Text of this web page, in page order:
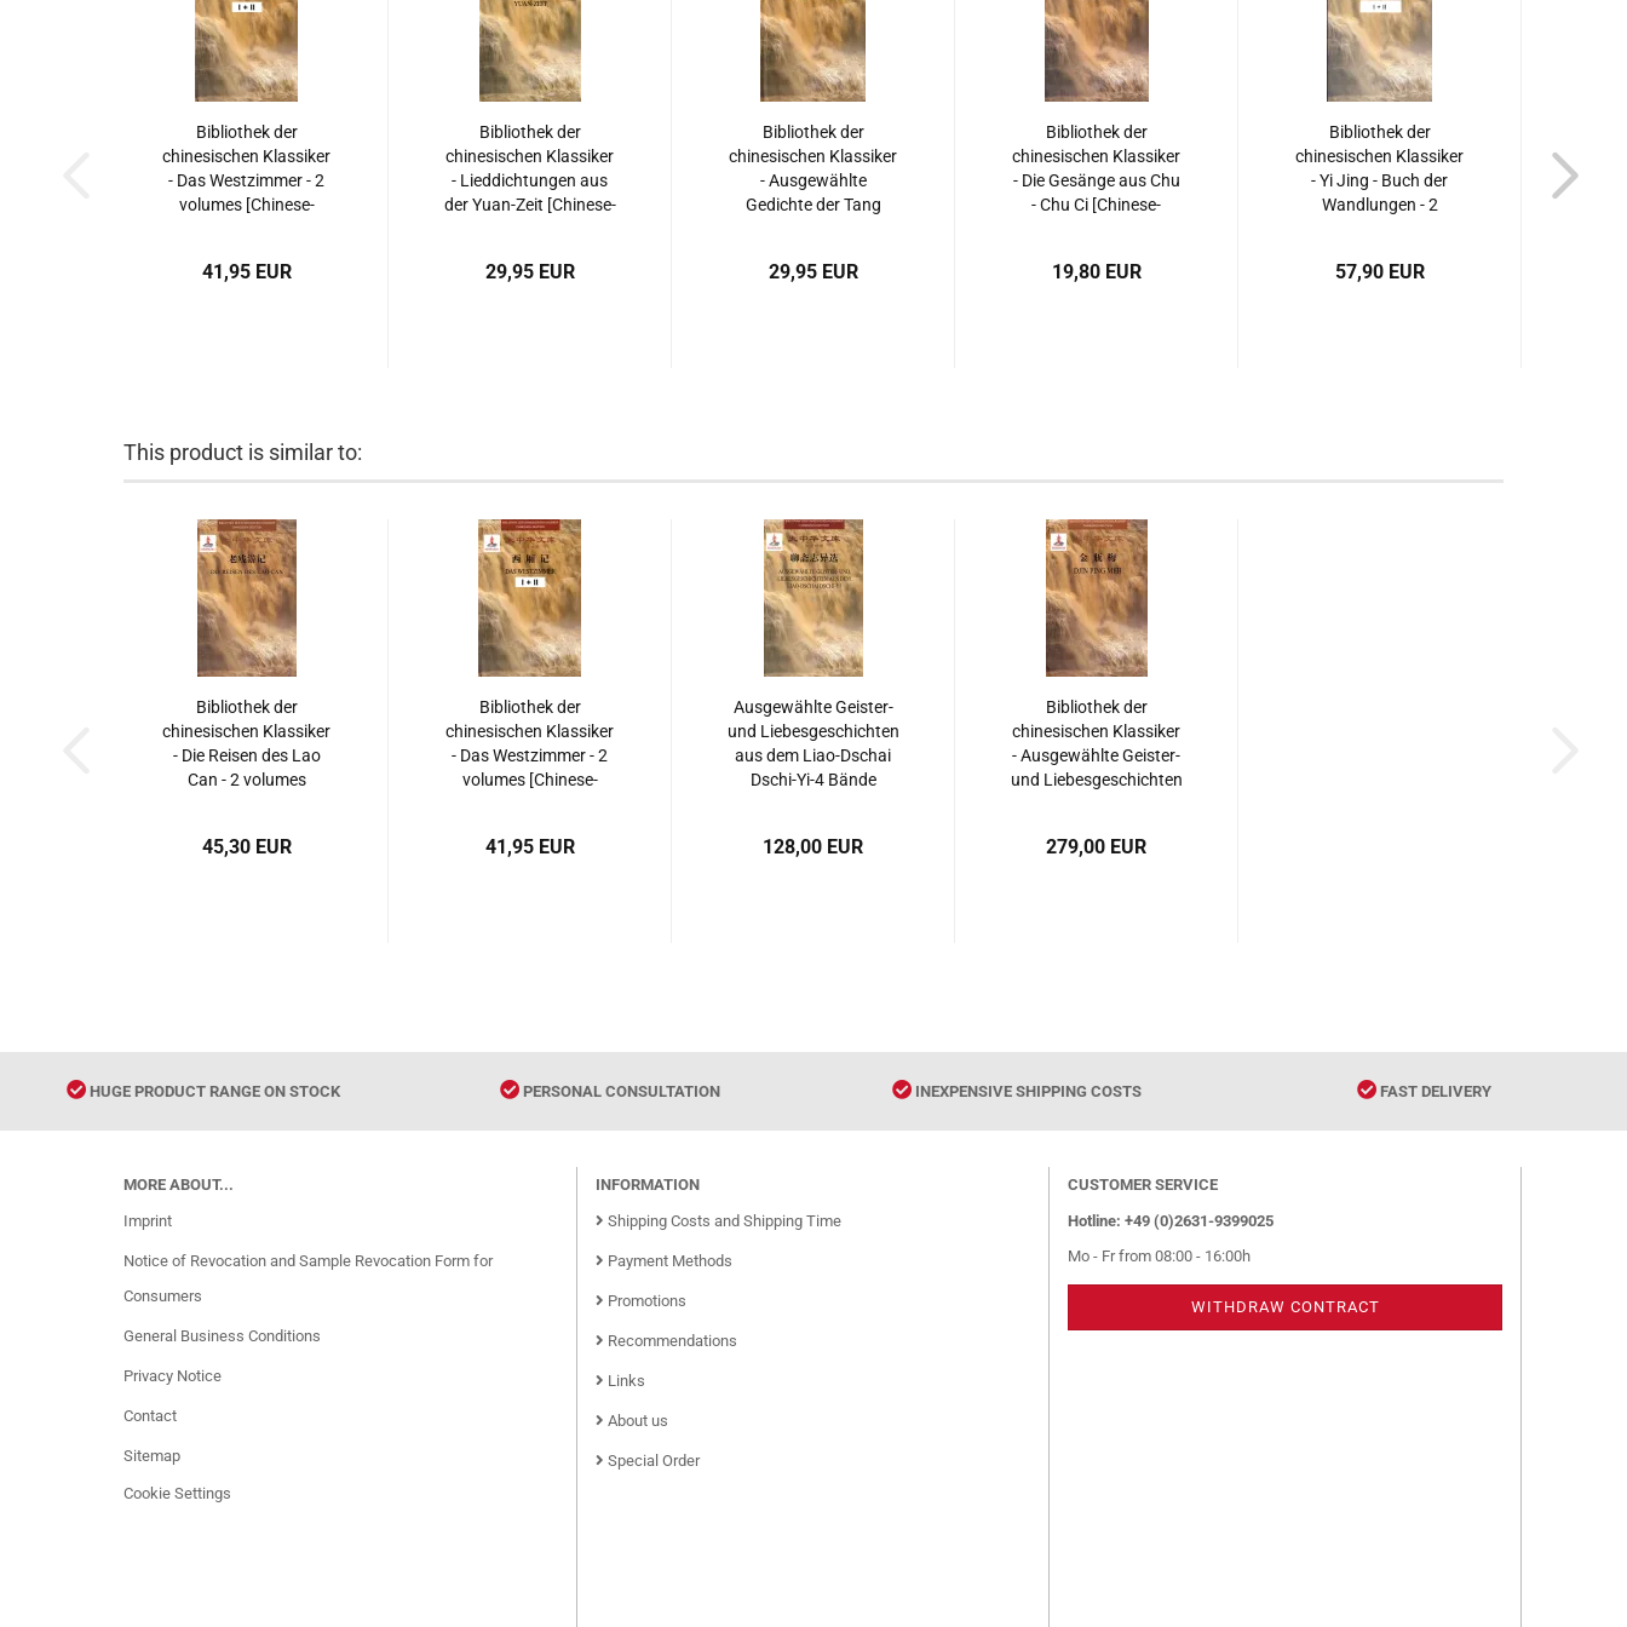
Bibliothek der
chinesischen Klassiker
- Das Westzimmer - 2
volumes [Chinese-
41,95 EUR
Bibliothek der
chinesischen Klassiker
- Lieddichtungen aus
der Yuan-Zeit [Chinese-
29,95 EUR
Bibliothek der
chinesischen Klassiker
- Ausgewählte
Gedichte der Tang
29,95 EUR
Bibliothek der
chinesischen Klassiker
- Die Gesänge aus Chu
- Chu Ci [Chinese-
19,80 EUR
Bibliothek der
chinesischen Klassiker
- Yi Jing - Buch der
Wandlungen - 2
9787553801254
57,90 EUR
This product is similar to:
Bibliothek der
chinesischen Klassiker
- Die Reisen des Lao
Can - 2 volumes
45,30 EUR
Bibliothek der
chinesischen Klassiker
- Das Westzimmer - 2
volumes [Chinese-
41,95 EUR
Ausgewählte Geister-
und Liebesgeschichten
aus dem Liao-Dschai
Dschi-Yi-4 Bände
128,00 EUR
Bibliothek der
chinesischen Klassiker
- Ausgewählte Geister-
und Liebesgeschichten
[Chinese-German].
279,00 EUR
HUGE PRODUCT RANGE ON STOCK PERSONAL CONSULTATION INEXPENSIVE SHIPPING COSTS FAST DELIVERY
MORE ABOUT...
Imprint
Notice of Revocation and Sample Revocation Form for
Consumers
General Business Conditions
Privacy Notice
Contact
Sitemap
Cookie Settings
INFORMATION
Shipping Costs and Shipping Time
Payment Methods
Promotions
Recommendations
Links
About us
Special Order
CUSTOMER SERVICE
Hotline: +49 (0)2631-9399025
Mo - Fr from 08:00 - 16:00h
WITHDRAW CONTRACT